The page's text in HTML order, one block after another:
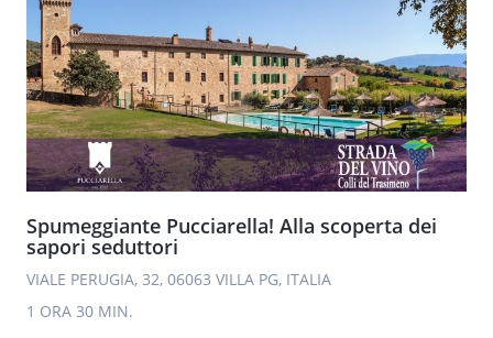
Spumeggiante Pucciarella! Alla scoperta dei
sapori seduttori
VIALE PERUGIA, 32, 06063 VILLA PG, ITALIA
1 ORA 30 MIN.